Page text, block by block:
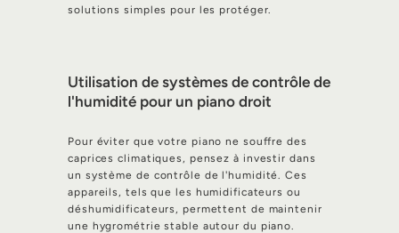
solutions simples pour les protéger.
Utilisation de systèmes de contrôle de
l'humidité pour un piano droit
Pour éviter que votre piano ne souffre des
caprices climatiques, pensez à investir dans
un système de contrôle de l'humidité. Ces
appareils, tels que les humidificateurs ou
déshumidificateurs, permettent de maintenir
une hygrométrie stable autour du piano.